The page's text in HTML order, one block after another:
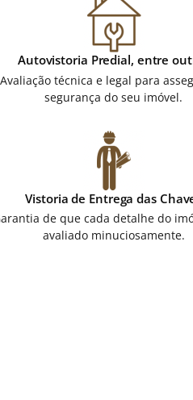
Autovistoria Predial, entre
Avaliação técnica e legal para
segurança do seu imóvel.
Vistoria de Entrega das
de que cada detalhe do
avaliado minuciosamente.